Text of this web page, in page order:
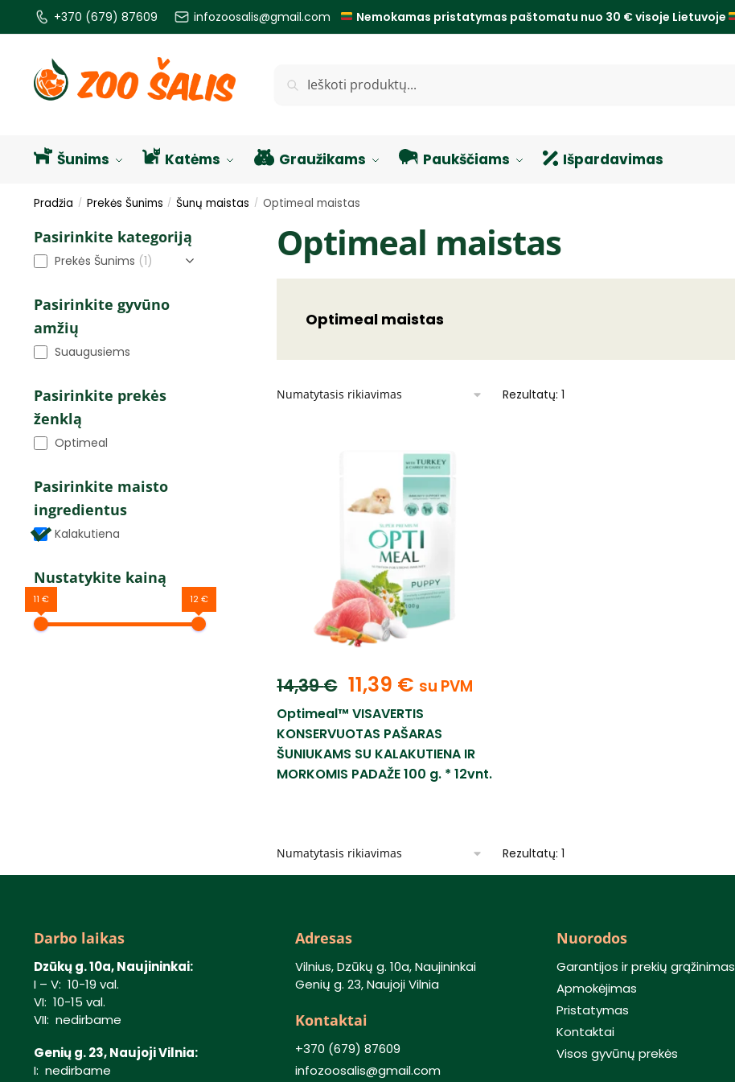
+370 (679) 87609 infozoosalis@gmail.com Nemokamas pristatymas paštomatu nuo 30 € visoje Lietuvoje
Šunims Katėms Graužikams Paukščiams Išpardavimas
Pradžia / Prekės Šunims / Šunų maistas / Optimeal maistas
Optimeal maistas
Optimeal maistas
Rezultatų: 1
14,39€ 11,39 € su PVM
Optimeal™ VISAVERTIS
KONSERVUOTAS PAŠARAS
ŠUNIUKAMS SU KALAKUTIENA IR
MORKOMIS PADAŽE 100 g. * 12vnt.
Rezultatų: 1
Pasirinkite kategoriją
Prekės Šunims (1)
Pasirinkite gyvūno
amžių
Suaugusiems
Pasirinkite prekės
ženklą
Optimeal
Pasirinkite maisto
ingredientus
Kalakutiena
Nustatykite kainą
11 € 12 €
Darbo laikas
Dzūkų g. 10a, Naujininkai:
I – V: 10-19 val.
VI: 10-15 val.
VII: nedirbame
Genių g. 23, Naujoji Vilnia:
I: nedirbame
Adresas
Vilnius, Dzūkų g. 10a, Naujininkai
Genių g. 23, Naujoji Vilnia
Kontaktai
+370 (679) 87609
infozoosalis@gmail.com
Nuorodos
Garantijos ir prekių grąžinimas
Apmokėjimas
Pristatymas
Kontaktai
Visos gyvūnų prekės